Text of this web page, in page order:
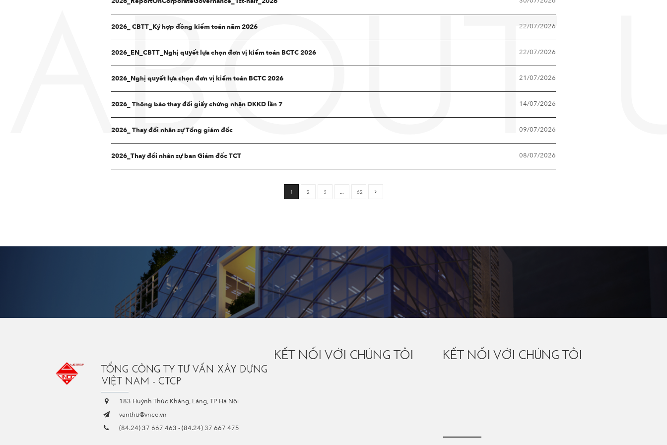
ABOUT
2026_ CBTT_Ký hợp đồng kiểm toán năm 2026 22/07/2026
2026_EN_CBTT_Nghị quyết lựa chọn đơn vị kiểm toán BCTC 2026 22/07/2026
2026_Nghị quyết lựa chọn đơn vị kiểm toán BCTC 2026 21/07/2026
2026_ Thông báo thay đổi giấy chứng nhận DKKD lần 7 14/07/2026
2026_ Thay đổi nhân sự Tổng giám đốc 09/07/2026
2026_Thay đổi nhân sự ban Giám đốc TCT 08/07/2026
1 2 3 … 62
TỔNG CÔNG TY TƯ VẤN XÂY DỰNG
VIỆT NAM - CTCP
183 Huỳnh Thúc Kháng, Láng, TP Hà Nội
vanthu@vncc.vn
(84.24) 37 667 463 -(84.24) 37 667 475
KẾT NỐI VỚI CHÚNG TÔI KẾT NỐI VỚI CHÚNG TÔI